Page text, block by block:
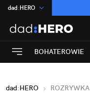
dad:HERO
:Temat
INN:Poland
ASZ:dziennik
Rozrywka
BOHATEROWIE
dad:HERO ROZRYWKA